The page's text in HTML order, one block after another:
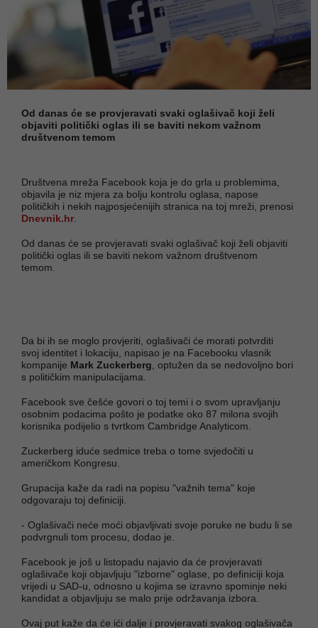
Od danas će se provjeravati svaki oglašivač koji želi
objaviti politički oglas ili se baviti nekom važnom
društvenom temom
Društvena mreža Facebook koja je do grla u problemima,
objavila je niz mjera za bolju kontrolu oglasa, napose
političkih i nekih najposjećenijih stranica na toj mreži, prenosi
Dnevnik.hr
Od danas će se provjeravati svaki oglašivač koji želi objaviti
politički oglas ili se baviti nekom važnom društvenom
temom.
Da bi ih se moglo provjeriti, oglašivači će morati potvrditi
svoj identitet i lokaciju, napisao je na Facebooku vlasnik
kompanije Mark Zuckerberg , optužen da se nedovoljno bori
s političkim manipulacijama.
Facebook sve češće govori o toj temi i o svom upravljanju
osobnim podacima pošto je podatke oko 87 milona svojih
korisnika podijelio s tvrtkom Cambridge Analyticom.
Zuckerberg iduće sedmice treba o tome svjedočiti u
američkom Kongresu.
Grupacija kaže da radi na popisu "važnih tema" koje
odgovaraju toj definiciji.
- Oglašivači neće moći objavljivati svoje poruke ne budu li se
podvrgnuli tom procesu, dodao je.
Facebook je još u listopadu najavio da će provjeravati
oglašivače koji objavljuju "izborne" oglase, po definiciji koja
vrijedi u SAD-u, odnosno u kojima se izravno spominje neki
kandidat a objavljuju se malo prije održavanja izbora.
Ovaj put kaže da će ići dalje i provjeravati svakog oglašivača